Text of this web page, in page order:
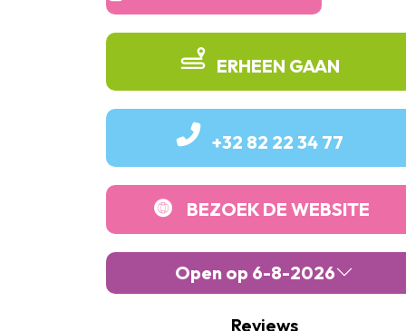
ERHEEN GAAN
+32 82 22 34 77
BEZOEK DE WEBSITE
Open op 6-8-2026
10:00-16:30
Reviews